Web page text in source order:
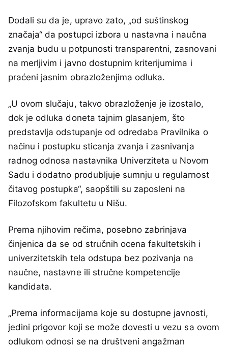
Dodali su da je, upravo zato, „od suštinskog
značaja“ da postupci izbora u nastavna i naučna
zvanja budu u potpunosti transparentni, zasnovani
na merljivim i javno dostupnim kriterijumima i
praćeni jasnim obrazloženjima odluka.
„U ovom slučaju, takvo obrazloženje je izostalo,
dok je odluka doneta tajnim glasanjem, što
predstavlja odstupanje od odredaba Pravilnika o
načinu i postupku sticanja zvanja i zasnivanja
radnog odnosa nastavnika Univerziteta u Novom
Sadu i dodatno produbljuje sumnju u regularnost
čitavog postupka“, saopštili su zaposleni na
Filozofskom fakultetu u Nišu.
Prema njihovim rečima, posebno zabrinjava
činjenica da se od stručnih ocena fakultetskih i
univerzitetskih tela odstupa bez pozivanja na
naučne, nastavne ili stručne kompetencije
kandidata.
„Prema informacijama koje su dostupne javnosti,
jedini prigovor koji se može dovesti u vezu sa ovom
odlukom odnosi se na društveni angažman